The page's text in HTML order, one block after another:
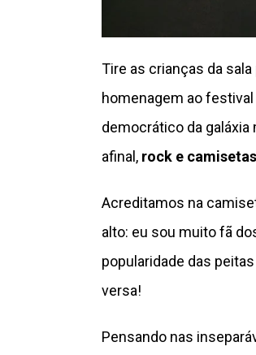
Tire as crianças da
homenagem ao festival
democrático da galáxia
afinal, rock e camisetas
Acreditamos na
alto: eu sou muito fã
popularidade das
versa!
Pensando nas